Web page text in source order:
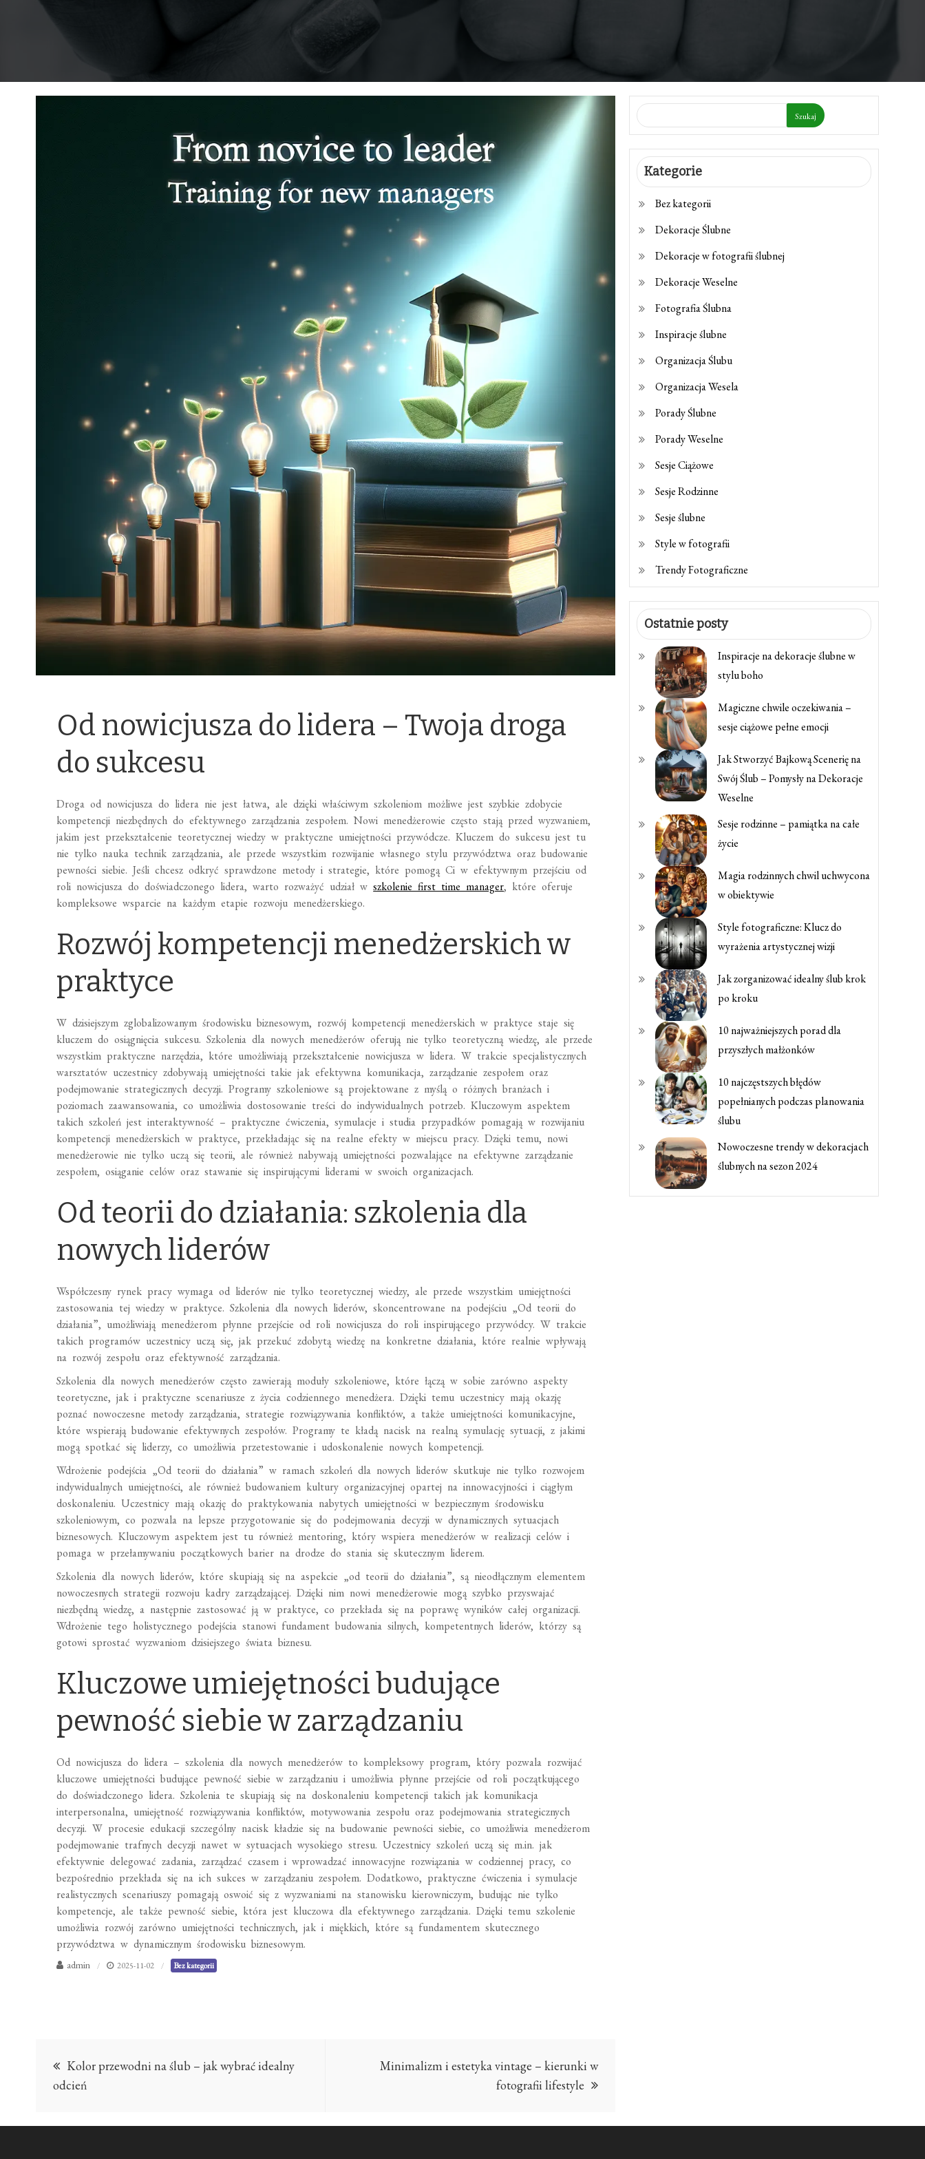
Od nowicjusza do lidera – Twoja droga
do sukcesu
Droga od nowicjusza do lidera nie jest łatwa, ale dzięki właściwym szkoleniom możliwe jest szybkie zdobycie
kompetencji niezbędnych do efektywnego zarządzania zespołem. Nowi menedżerowie często stają przed wyzwaniem,
jakim jest przekształcenie teoretycznej wiedzy w praktyczne umiejętności przywódcze. Kluczem do sukcesu jest tu
nie tylko nauka technik zarządzania, ale przede wszystkim rozwijanie własnego stylu przywództwa oraz budowanie
pewności siebie. Jeśli chcesz odkryć sprawdzone metody i strategie, które pomogą Ci w efektywnym przejściu od
roli nowicjusza do doświadczonego lidera, warto rozważyć udział wszkolenie first time manager, które oferuje
kompleksowe wsparcie na każdym etapie rozwoju menedżerskiego.
Rozwój kompetencji menedżerskich w
praktyce
W dzisiejszym zglobalizowanym środowisku biznesowym, rozwój kompetencji menedżerskich w praktyce staje się
kluczem do osiągnięcia sukcesu. Szkolenia dla nowych menedżerów oferują nie tylko teoretyczną wiedzę, ale przede
wszystkim praktyczne narzędzia, które umożliwiają przekształcenie nowicjusza w lidera. W trakcie specjalistycznych
warsztatów uczestnicy zdobywają umiejętności takie jak efektywna komunikacja, zarządzanie zespołem oraz
podejmowanie strategicznych decyzji. Programy szkoleniowe są projektowane z myślą o różnych branżach i
poziomach zaawansowania, co umożliwia dostosowanie treści do indywidualnych potrzeb. Kluczowym aspektem
takich szkoleń jest interaktywność – praktyczne ćwiczenia, symulacje i studia przypadków pomagają w rozwijaniu
kompetencji menedżerskich w praktyce, przekładając się na realne efekty w miejscu pracy. Dzięki temu, nowi
menedżerowie nie tylko uczą się teorii, ale również nabywają umiejętności pozwalające na efektywne zarządzanie
zespołem, osiąganie celów oraz stawanie się inspirującymi liderami w swoich organizacjach.
Od teorii do działania: szkolenia dla
nowych liderów
Współczesny rynek pracy wymaga od liderów nie tylko teoretycznej wiedzy, ale przede wszystkim umiejętności
zastosowania tej wiedzy w praktyce. Szkolenia dla nowych liderów, skoncentrowane na podejściu „Od teorii do
działania”, umożliwiają menedżerom płynne przejście od roli nowicjusza do roli inspirującego przywódcy. W trakcie
takich programów uczestnicy uczą się, jak przekuć zdobytą wiedzę na konkretne działania, które realnie wpływają
na rozwój zespołu oraz efektywność zarządzania.
Szkolenia dla nowych menedżerów często zawierają moduły szkoleniowe, które łączą w sobie zarówno aspekty
teoretyczne, jak i praktyczne scenariusze z życia codziennego menedżera. Dzięki temu uczestnicy mają okazję
poznać nowoczesne metody zarządzania, strategie rozwiązywania konfliktów, a także umiejętności komunikacyjne,
które wspierają budowanie efektywnych zespołów. Programy te kładą nacisk na realną symulację sytuacji, z jakimi
mogą spotkać się liderzy, co umożliwia przetestowanie i udoskonalenie nowych kompetencji.
Wdrożenie podejścia „Od teorii do działania” w ramach szkoleń dla nowych liderów skutkuje nie tylko rozwojem
indywidualnych umiejętności, ale również budowaniem kultury organizacyjnej opartej na innowacyjności i ciągłym
doskonaleniu. Uczestnicy mają okazję do praktykowania nabytych umiejętności w bezpiecznym środowisku
szkoleniowym, co pozwala na lepsze przygotowanie się do podejmowania decyzji w dynamicznych sytuacjach
biznesowych. Kluczowym aspektem jest tu również mentoring, który wspiera menedżerów w realizacji celów i
pomaga w przełamywaniu początkowych barier na drodze do stania się skutecznym liderem.
Szkolenia dla nowych liderów, które skupiają się na aspekcie „od teorii do działania”, są nieodłącznym elementem
nowoczesnych strategii rozwoju kadry zarządzającej. Dzięki nim nowi menedżerowie mogą szybko przyswajać
niezbędną wiedzę, a następnie zastosować ją w praktyce, co przekłada się na poprawę wyników całej organizacji.
Wdrożenie tego holistycznego podejścia stanowi fundament budowania silnych, kompetentnych liderów, którzy są
gotowi sprostać wyzwaniom dzisiejszego świata biznesu.
Kluczowe umiejętności budujące
pewność siebie w zarządzaniu
Od nowicjusza do lidera – szkolenia dla nowych menedżerów to kompleksowy program, który pozwala rozwijać
kluczowe umiejętności budujące pewność siebie w zarządzaniu i umożliwia płynne przejście od roli początkującego
do doświadczonego lidera. Szkolenia te skupiają się na doskonaleniu kompetencji takich jak komunikacja
interpersonalna, umiejętność rozwiązywania konfliktów, motywowania zespołu oraz podejmowania strategicznych
decyzji. W procesie edukacji szczególny nacisk kładzie się na budowanie pewności siebie, co umożliwia menedżerom
podejmowanie trafnych decyzji nawet w sytuacjach wysokiego stresu. Uczestnicy szkoleń uczą się m.in. jak
efektywnie delegować zadania, zarządzać czasem i wprowadzać innowacyjne rozwiązania w codziennej pracy, co
bezpośrednio przekłada się na ich sukces w zarządzaniu zespołem. Dodatkowo, praktyczne ćwiczenia i symulacje
realistycznych scenariuszy pomagają oswoić się z wyzwaniami na stanowisku kierowniczym, budując nie tylko
kompetencje, ale także pewność siebie, która jest kluczowa dla efektywnego zarządzania. Dzięki temu szkolenie
umożliwia rozwój zarówno umiejętności technicznych, jak i miękkich, które są fundamentem skutecznego
przywództwa w dynamicznym środowisku biznesowym.
admin 2025-11-02 Bez kategorii
Nawigacja
wpisu
Kolor przewodni na ślub – jak wybrać idealny
odcień
Minimalizm i estetyka vintage – kierunki w
fotografii lifestyle
Szukaj
Kategorie
Bez kategorii
Dekoracje Ślubne
Dekoracje w fotografii ślubnej
Dekoracje Weselne
Fotografia Ślubna
Inspiracje ślubne
Organizacja Ślubu
Organizacja Wesela
Porady Ślubne
Porady Weselne
Sesje Ciążowe
Sesje Rodzinne
Sesje ślubne
Style w fotografii
Trendy Fotograficzne
Ostatnie posty
Inspiracje na dekoracje ślubne w
stylu boho
Magiczne chwile oczekiwania –
sesje ciążowe pełne emocji
Jak Stworzyć Bajkową Scenerię na
Swój Ślub – Pomysły na Dekoracje
Weselne
Sesje rodzinne – pamiątka na całe
życie
Magia rodzinnych chwil uchwycona
w obiektywie
Style fotograficzne: Klucz do
wyrażenia artystycznej wizji
Jak zorganizować idealny ślub krok
po kroku
10 najważniejszych porad dla
przyszłych małżonków
10 najczęstszych błędów
popełnianych podczas planowania
ślubu
Nowoczesne trendy w dekoracjach
ślubnych na sezon 2024